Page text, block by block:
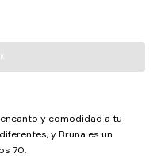
y comodidad a tu
y Bruna es un
70.